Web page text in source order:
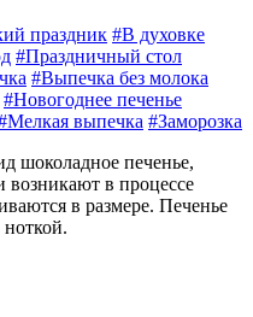
праздник #В духовке
#Праздничный стол
#Выпечка без молока
#Новогоднее печенье
выпечка #Заморозка
шоколадное печенье,
в процессе
в размере. Печенье